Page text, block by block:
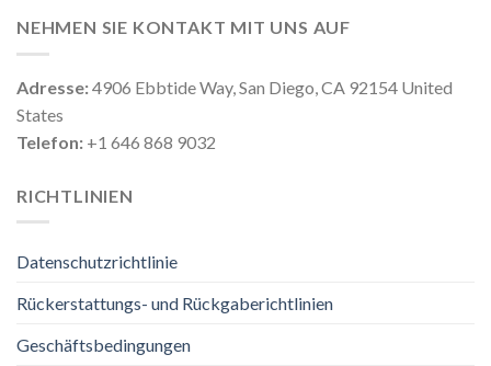
NEHMEN SIE KONTAKT MIT UNS AUF
Adresse:4906 Ebbtide Way, San Diego, CA 92154 United
States
Telefon: +1 646 868 9032
RICHTLINIEN
Datenschutzrichtlinie
Rückerstattungs- und Rückgaberichtlinien
Geschäftsbedingungen